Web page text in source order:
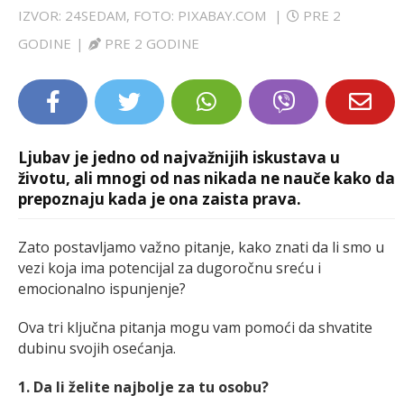
IZVOR: 24SEDAM, FOTO: PIXABAY.COM |
PRE 2
GODINE | PRE 2 GODINE
Ljubav je jedno od najvažnijih iskustava u
životu, ali mnogi od nas nikada ne nauče kako da
prepoznaju kada je ona zaista prava.
Zato postavljamo važno pitanje, kako znati da li smo u
vezi koja ima potencijal za dugoročnu sreću i
emocionalno ispunjenje?
Ova tri ključna pitanja mogu vam pomoći da shvatite
dubinu svojih osećanja.
1. Da li želite najbolje za tu osobu?